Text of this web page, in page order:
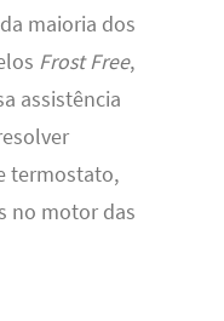
maioria dos
Frost Free,
assistência
termostato,
no motor das